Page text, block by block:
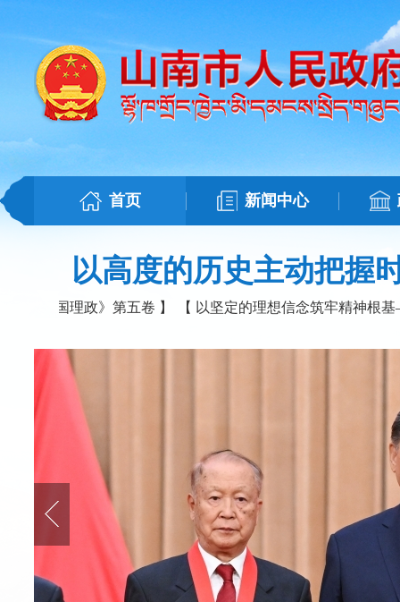
首页 新闻中心
以高度的历史主动把握
治国理政》第五卷 】 【 以坚定的理想信念筑牢精神根基——